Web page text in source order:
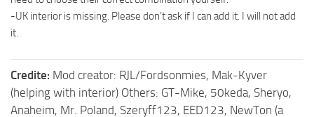
-UK interior is missing. Please don’t ask if I can add it. I will not add
it.
Credite: Mod creator: RJL/Fordsonmies, Mak-Kyver
(helping with interior) Others: GT-Mike, 50keda, Sheryo,
Anaheim, Mr. Poland, Szeryff123, EED123, NewTon (a